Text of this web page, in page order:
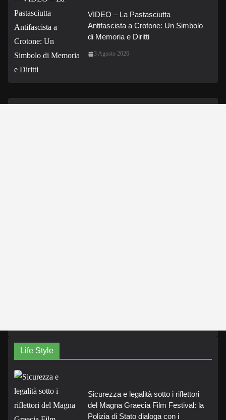
VIDEO – La Pastasciutta
Antifascista a Crotone: Un Simbolo
di Memoria e Diritti
3 Agosto 2026
Life Style
Sicurezza e legalità sotto i riflettori
del Magna Graecia Film Festival: la
Polizia di Stato dialoga con i